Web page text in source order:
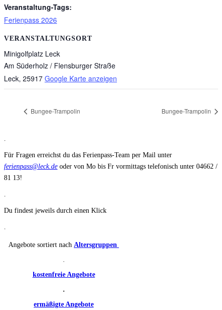
Veranstaltung-Tags:
Ferienpass 2026
VERANSTALTUNGSORT
Minigolfplatz Leck
Am Süderholz / Flensburger Straße
Leck, 25917 Google Karte anzeigen
Bungee-Trampolin Bungee-Trampolin
.
Für Fragen erreichst du das Ferienpass-Team per Mail unter
ferienpass@leck.de oder von Mo bis Fr vormittags telefonisch unter 04662 /
81 13!
.
Du findest jeweils durch einen Klick
.
Angebote sortiert nach Altersgruppen
.
kostenfreie Angebote
.
ermäßigte Angebote